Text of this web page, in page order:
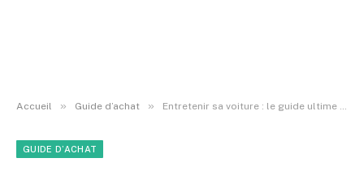
Accueil » Guide d’achat » Entretenir sa voiture : le guide ultime des bonnes pratiques en 2025
GUIDE D’ACHAT